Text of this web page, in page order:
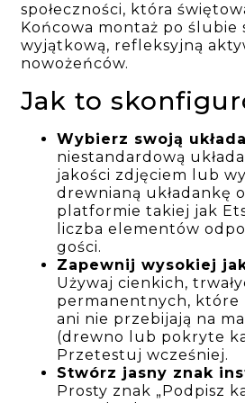
społeczności, która
Końcowa montaż po ślubie
wyjątkową, refleksyjną
nowożeńców.
Jak to
Wybierz swoją
niestandardową
jakości zdjęciem lub
drewnianą układankę
platformie takiej jak
liczba elementów
gości.
Zapewnij wysokiej
Używaj cienkich,
permanentnych, które
ani nie przebijają na
(drewno lub pokryte
Przetestuj wcześniej.
Stwórz jasny znak
Prosty znak „Podpisz